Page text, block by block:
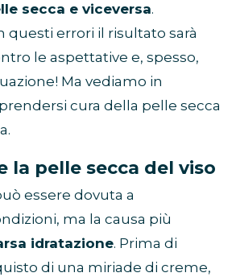
secca e viceversa.
questi errori il risultato sarà
le aspettative e, spesso,
Ma vediamo in
cura della pelle secca
la pelle secca del viso
essere dovuta a
ma la causa più
idratazione. Prima di
di una miriade di creme,